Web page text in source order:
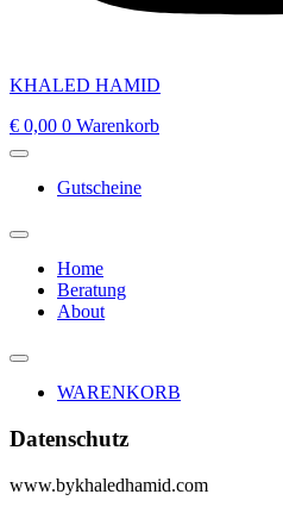
KHALED HAMID
€ 0,00 0 Warenkorb
Gutscheine
Home
Beratung
About
WARENKORB
Datenschutz
www.bykhaledhamid.com